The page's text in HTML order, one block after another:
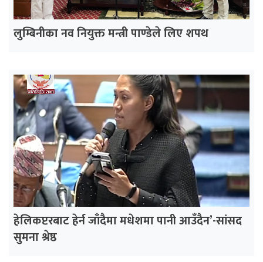
लुम्बिनीका नव नियुक्त मन्त्री पाण्डेले लिए शपथ
हेलिकप्टरबाट हेर्न जाँदैमा मधेशमा पानी आउँदैन’-सांसद
सुमना श्रेष्ठ